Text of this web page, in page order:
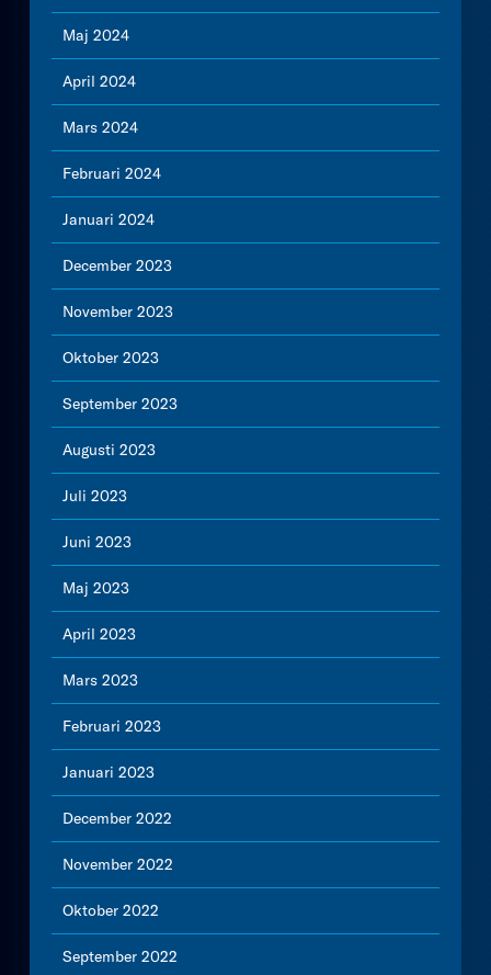
Maj 2024
April 2024
Mars 2024
Februari 2024
Januari 2024
December 2023
November 2023
Oktober 2023
September 2023
Augusti 2023
Juli 2023
Juni 2023
Maj 2023
April 2023
Mars 2023
Februari 2023
Januari 2023
December 2022
November 2022
Oktober 2022
September 2022